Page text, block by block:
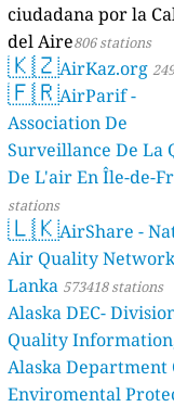
ciudadana por la
del Aire806 stations
🇰🇿AirKaz.org
🇫🇷AirParif -
Association De
Surveillance De La
De L'air En Île-de-
stations
🇱🇰AirShare -
Air Quality
Lanka 573418 stations
Alaska DEC- Division Of Air
Quality
Alaska Department
Enviromental